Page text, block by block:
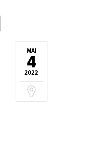
MAI
4
2022